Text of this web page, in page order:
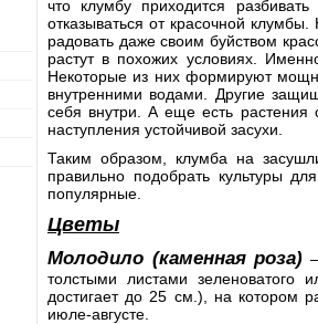
что клумбу приходится
отказываться от красочной
радовать даже своим буйством
растут в похожих условиях.
Некоторые из них формируют
внутренними водами. Другие
себя внутри. А еще есть
наступления устойчивой засухи.
Таким образом, клумба на
правильно подобрать культуры
популярные.
Цветы
Молодило (каменная роза)
толстыми листами зеленоватого
достигает до 25 см.), на котором
июле-августе.